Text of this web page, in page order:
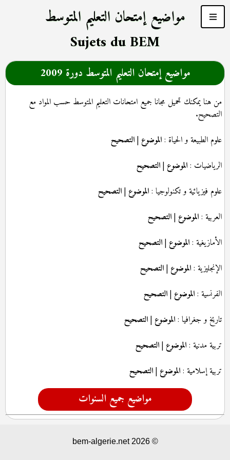
مواضيع إمتحان التعليم المتوسط
Sujets du BEM
مواضيع إمتحان التعليم المتوسط دورة 2009
من هنا يمكنك تحميل مجانا جميع امتحانات التعليم المتوسط حسب المواد مع
التصحيح.
علوم الطبيعة و الحياة :الموضوع |التصحيح
الرياضيات :الموضوع |التصحيح
علوم فيزيائية و تكنولوجيا :الموضوع |التصحيح
العربية :الموضوع |التصحيح
الأمازيغية :الموضوع |التصحيح
الإنجليزية :الموضوع |التصحيح
الفرنسية :الموضوع |التصحيح
تاريخ و جغرافيا :الموضوع |التصحيح
تربية مدنية :الموضوع |التصحيح
تربية إسلامية :الموضوع |التصحيح
مواضيع جميع السنوات
© 2026 bem-algerie.net